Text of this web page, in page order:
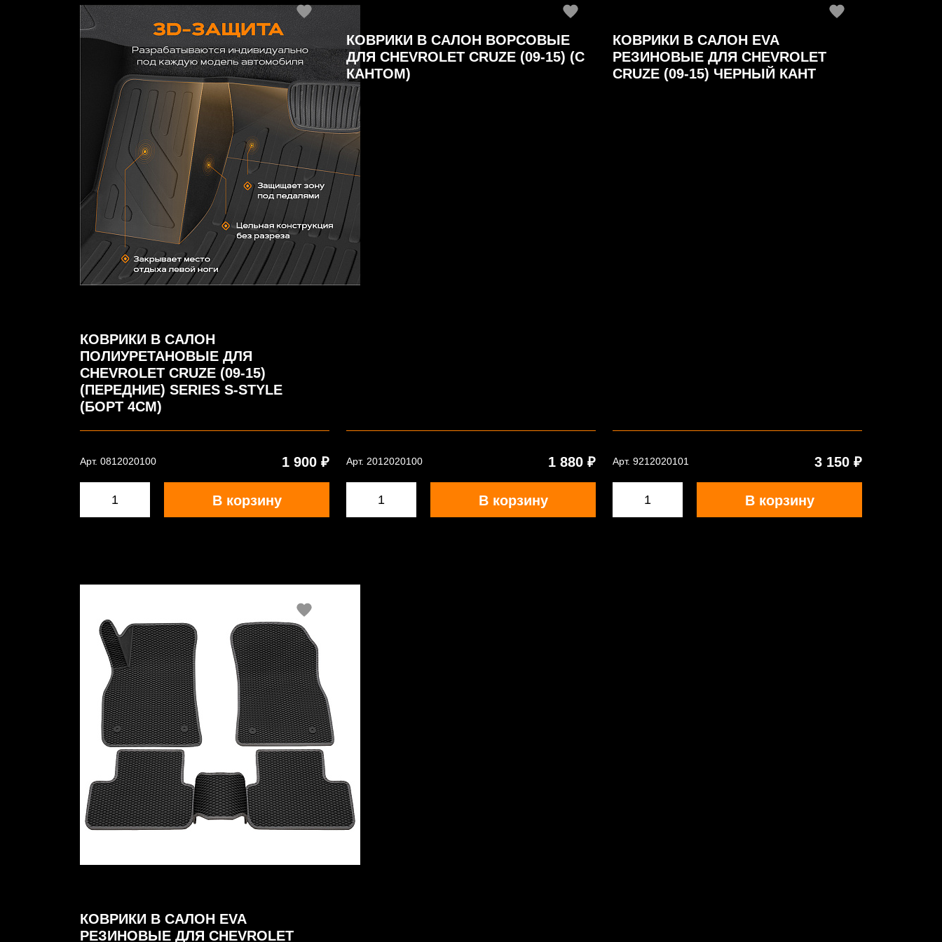
КОВРИКИ В САЛОН
ПОЛИУРЕТАНОВЫЕ ДЛЯ
CHEVROLET CRUZE (09-15)
(ПЕРЕДНИЕ) SERIES S-STYLE
(БОРТ 4СМ)
Арт. 0812020100 1 900 ₽
В корзину
КОВРИКИ В САЛОН ВОРСОВЫЕ
ДЛЯ CHEVROLET CRUZE (09-15) (С
КАНТОМ)
Арт. 2012020100 1 880 ₽
В корзину
КОВРИКИ В САЛОН EVA
РЕЗИНОВЫЕ ДЛЯ CHEVROLET
CRUZE (09-15) ЧЕРНЫЙ КАНТ
Арт. 9212020101 3 150 ₽
В корзину
КОВРИКИ В САЛОН EVA
РЕЗИНОВЫЕ ДЛЯ CHEVROLET